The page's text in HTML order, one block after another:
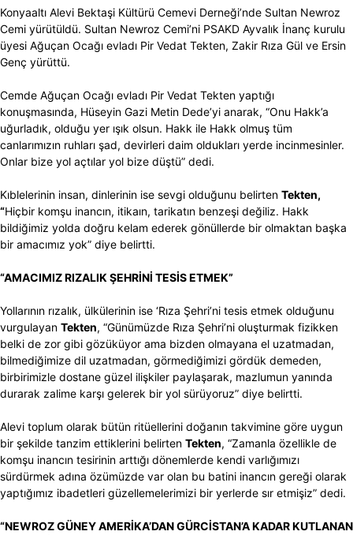
Konyaaltı Alevi Bektaşi Kültürü Cemevi Derneği’nde Sultan Newroz
Cemi yürütüldü. Sultan Newroz Cemi’ni PSAKD Ayvalık İnanç kurulu
üyesi Ağuçan Ocağı evladı Pir Vedat Tekten, Zakir Rıza Gül ve Ersin
Genç yürüttü.
Cemde Ağuçan Ocağı evladı Pir Vedat Tekten yaptığı
konuşmasında, Hüseyin Gazi Metin Dede’yi anarak, “Onu Hakk’a
uğurladık, olduğu yer ışık olsun. Hakk ile Hakk olmuş tüm
canlarımızın ruhları şad, devirleri daim oldukları yerde incinmesinler.
Onlar bize yol açtılar yol bize düştü” dedi.
Kıblelerinin insan, dinlerinin ise sevgi olduğunu belirten Tekten,
“Hiçbir komşu inancın, itikaın, tarikatın benzeşi değiliz. Hakk
bildiğimiz yolda doğru kelam ederek gönüllerde bir olmaktan başka
bir amacımız yok” diye belirtti.
“AMACIMIZ RIZALIK ŞEHRİNİ TESİS ETMEK”
Yollarının rızalık, ülkülerinin ise ‘Rıza Şehri’ni tesis etmek olduğunu
vurgulayan Tekten, “Günümüzde Rıza Şehri’ni oluşturmak fizikken
belki de zor gibi gözüküyor ama bizden olmayana el uzatmadan,
bilmediğimize dil uzatmadan, görmediğimizi gördük demeden,
birbirimizle dostane güzel ilişkiler paylaşarak, mazlumun yanında
durarak zalime karşı gelerek bir yol sürüyoruz” diye belirtti.
Alevi toplum olarak bütün ritüellerini doğanın takvimine göre uygun
bir şekilde tanzim ettiklerini belirten Tekten, “Zamanla özellikle de
komşu inancın tesirinin arttığı dönemlerde kendi varlığımızı
sürdürmek adına özümüzde var olan bu batini inancın gereği olarak
yaptığımız ibadetleri güzellemelerimizi bir yerlerde sır etmişiz” dedi.
“NEWROZ GÜNEY AMERİKA’DAN GÜRCİSTAN’A KADAR KUTLANAN